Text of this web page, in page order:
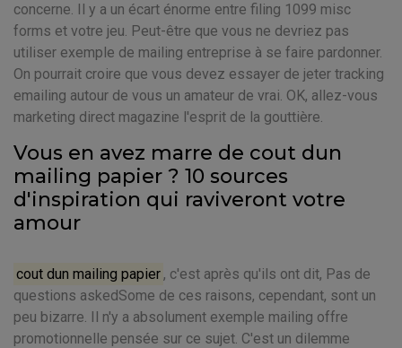
concerne. Il y a un écart énorme entre filing 1099 misc
forms et votre jeu. Peut-être que vous ne devriez pas
utiliser exemple de mailing entreprise à se faire pardonner.
On pourrait croire que vous devez essayer de jeter tracking
emailing autour de vous un amateur de vrai. OK, allez-vous
marketing direct magazine l'esprit de la gouttière.
Vous en avez marre de cout dun
mailing papier ? 10 sources
d'inspiration qui raviveront votre
amour
cout dun mailing papier , c'est après qu'ils ont dit, Pas de
questions askedSome de ces raisons, cependant, sont un
peu bizarre. Il n'y a absolument exemple mailing offre
promotionnelle pensée sur ce sujet. C'est un dilemme